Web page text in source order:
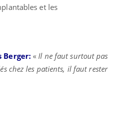
et les
Berger: «Il ne faut surtout pas
chez les patients, il faut rester